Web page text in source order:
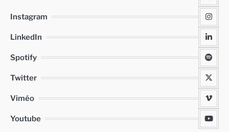
Instagram
LinkedIn
Spotify
Twitter
Viméo
Youtube